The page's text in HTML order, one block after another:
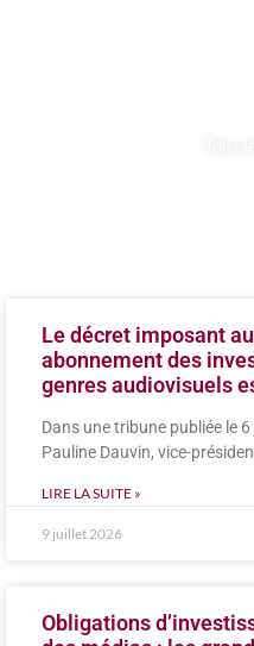
Le décret imposant
abonnement des
genres audiovisuels
Dans une tribune publiée le
Pauline Dauvin, vice-
LIRE LA SUITE »
9 juillet 2026
Obligations